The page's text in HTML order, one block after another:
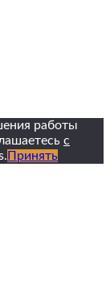
работы
с
Принять